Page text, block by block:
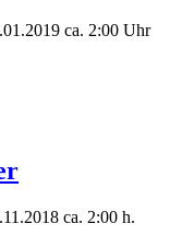
ca. 2:00 Uhr
ca. 2:00 h.